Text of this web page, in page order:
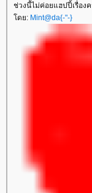
ช่วงนี้ไม่ค่อยแฮปปี้เรื่อง
ดย: Mint@da{-"-}